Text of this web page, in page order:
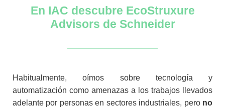
En IAC descubre EcoStruxure
Advisors de Schneider
Habitualmente, oímos sobre tecnología y
automatización como amenazas a los trabajos llevados
adelante por personas en sectores industriales, pero no